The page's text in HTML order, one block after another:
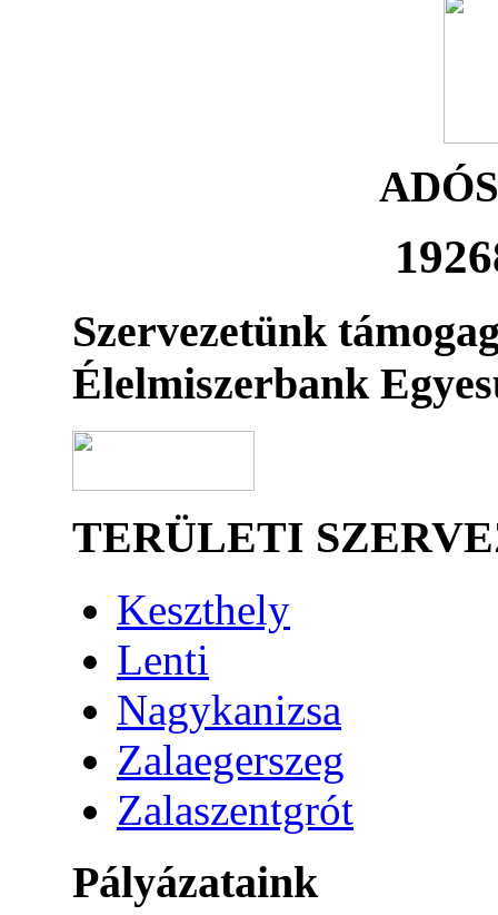
Szervezetünk
Élelmiszerbank
TERÜLETI
Keszthely
Lenti
Nagykanizsa
Zalaegerszeg
Zalaszentgrót
Pályázataink